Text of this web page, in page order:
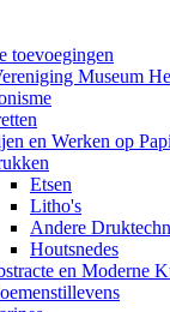
toevoegingen
Museum
en Werken op
Etsen
Litho's
Andere
Houtsnedes
en Moderne